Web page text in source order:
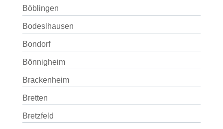
Böblingen
Bodeslhausen
Bondorf
Bönnigheim
Brackenheim
Bretten
Bretzfeld